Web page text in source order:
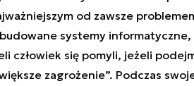
od zawsze
systemy
człowiek się pomyli, jeżeli
zagrożenie”. Podczas